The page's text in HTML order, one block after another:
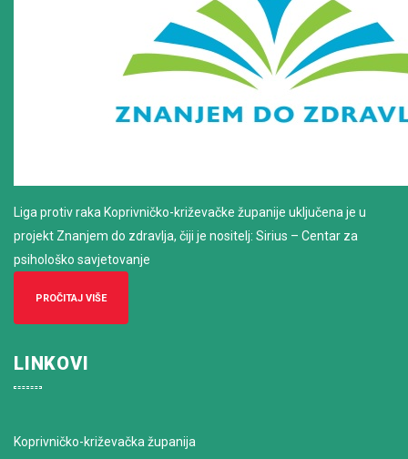
Liga protiv raka Koprivničko-križevačke županije uključena je u
projekt Znanjem do zdravlja, čiji je nositelj: Sirius – Centar za
psihološko savjetovanje
PROČITAJ VIŠE
LINKOVI
Koprivničko-križevačka županija